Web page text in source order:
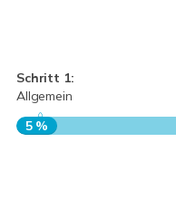
Schritt 1:
Allgemein
5 %